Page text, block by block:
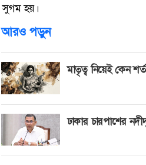
সুগম হয়।
আরও পড়ুন
মাতৃত্ব নিয়েই কেন
ঢাকার চারপাশের